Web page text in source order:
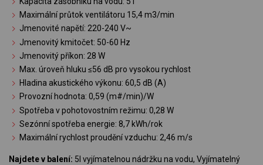
Maximální průtok ventilátoru 15,4 m3/min
Jmenovité napětí: 220-240 V~
Jmenovitý kmitočet: 50-60 Hz
Jmenovitý příkon: 28 W
Max. úroveň hluku ≤56 dB pro vysokou rychlost
Hladina akustického výkonu: 60,5 dB (A)
Provozní hodnota: 0,59 (m#/min)/W
Spotřeba v pohotovostním režimu: 0,28 W
Sezónní spotřeba energie: 8,7 kWh/rok
Maximální rychlost proudění vzduchu: 2,46 m/s
Najdete v balení: 5l vyjímatelnou nádržku na vodu, Vyjímatelný